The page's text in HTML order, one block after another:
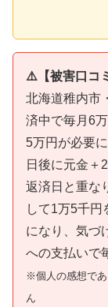
⚠️【被害口コ
北海道稚内市
済中で毎月6
5万円が必要
日後に元金＋
返済日と重な
して1万5千円
になり、気づ
への支払いで
※個人の感想で
ん